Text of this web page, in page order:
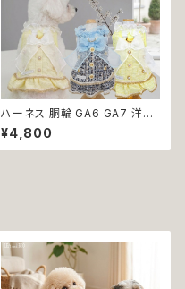
ハーネス 胴輪 GA6 GA7 洋服
のようなハーネス ワンピース風
引っ張り防止 散歩 お出掛け ド
ッグウエア 犬 猫 ペット 服 犬服
¥4,800